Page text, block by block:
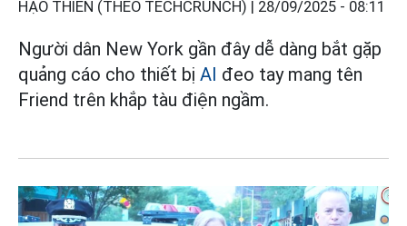
HẠO THIÊN (THEO TECHCRUNCH) | 28/09/2025 - 08:11
Người dân New York gần đây dễ dàng bắt gặp
quảng cáo cho thiết bị AI đeo tay mang tên
Friend trên khắp tàu điện ngầm.